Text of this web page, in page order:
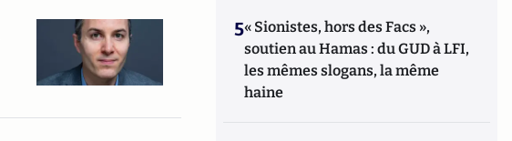
5« Sionistes, hors des Facs »,
soutien au Hamas : du GUD à LFI,
les mêmes slogans, la même
haine